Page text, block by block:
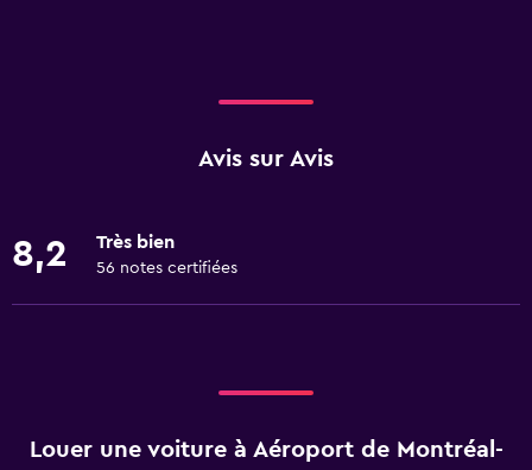
Avis sur Avis
8,2 Très bien
56 notes certifiées
Louer une voiture à Aéroport de Montréal-